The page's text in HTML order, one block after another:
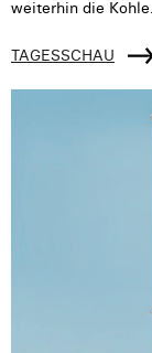
weiterhin die Kohle.
TAGESSCHAU